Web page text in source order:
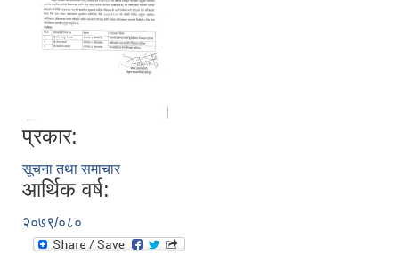
प्रकार:
सूचना तथा समाचार
आर्थिक वर्ष:
२०७९/०८०